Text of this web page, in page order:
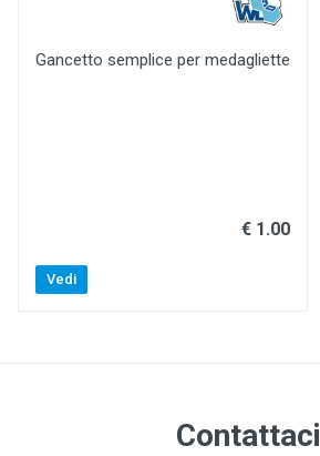
Gancetto semplice per medagliette
€ 1.00
Vedi
Contattaci